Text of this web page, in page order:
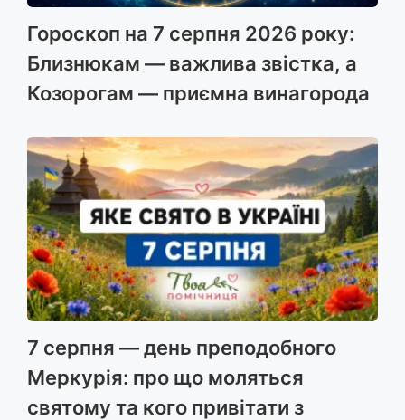
Гороскоп на 7 серпня 2026 року:
Близнюкам — важлива звістка, а
Козорогам — приємна винагорода
7 серпня — день преподобного
Меркурія: про що моляться
святому та кого привітати з